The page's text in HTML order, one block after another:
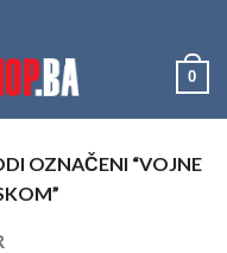
0
OZNAČENI “VOJNE